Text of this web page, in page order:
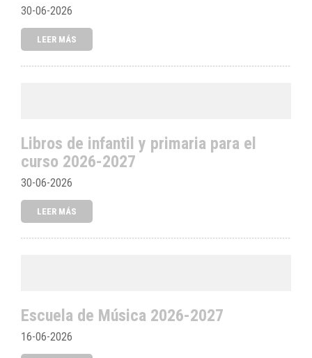
30-06-2026
LEER MÁS
Libros de infantil y primaria para el
curso 2026-2027
30-06-2026
LEER MÁS
Escuela de Música 2026-2027
16-06-2026